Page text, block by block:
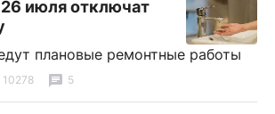
июля отключат
плановые ремонтные работы
10278 5